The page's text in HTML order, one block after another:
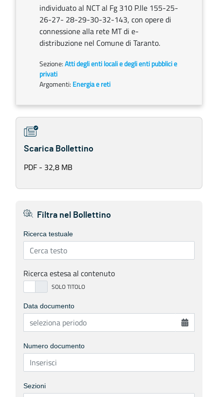
individuato al NCT al Fg 310 P.lle 155-25-
26-27- 28-29-30-32-143, con opere di
connessione alla rete MT di e-
distribuzione nel Comune di Taranto.
Sezione:Atti degli enti locali e degli enti pubblici e
privati
Argomenti: Energia e reti
Scarica Bollettino
PDF - 32,8 MB
Filtra nel Bollettino
Ricerca testuale
Ricerca estesa al contenuto
Data documento
Numero documento
Sezioni